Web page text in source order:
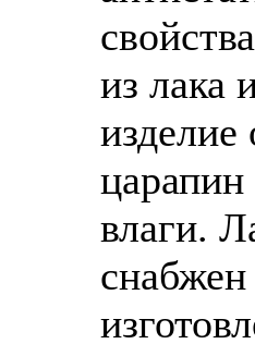
из лака
изделие
царапин
влаги.